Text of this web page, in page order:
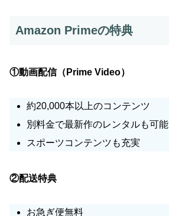
Amazon Primeの特典
①動画配信（Prime Video）
約20,000本以上のコンテンツ
別料金で最新作のレンタルも可能
スポーツコンテンツも充実
②配送特典
お急ぎ便無料